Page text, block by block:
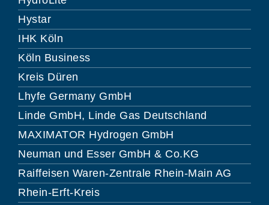
Hystar
IHK Köln
Köln Business
Kreis Düren
Lhyfe Germany GmbH
Linde GmbH, Linde Gas Deutschland
MAXIMATOR Hydrogen GmbH
Neuman und Esser GmbH & Co.KG
Raiffeisen Waren-Zentrale Rhein-Main AG
Rhein-Erft-Kreis